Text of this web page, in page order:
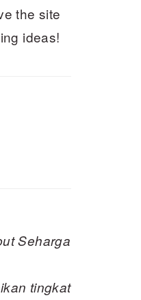
the site
ideas!
Seharga
tingkat